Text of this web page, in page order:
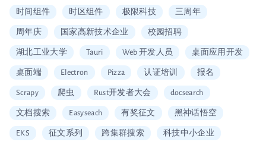
时间组件 时区组件 极限科技 三周年
周年庆 国家高新技术企业 校园招聘
湖北工业大学 Tauri Web 开发人员 桌面应用开发
桌面端 Electron Pizza 认证培训 报名
Scrapy 爬虫 Rust开发者大会 docsearch
文档搜索 Easyseach 有奖征文 黑神话悟空
EKS 征文系列 跨集群搜索 科技中小企业